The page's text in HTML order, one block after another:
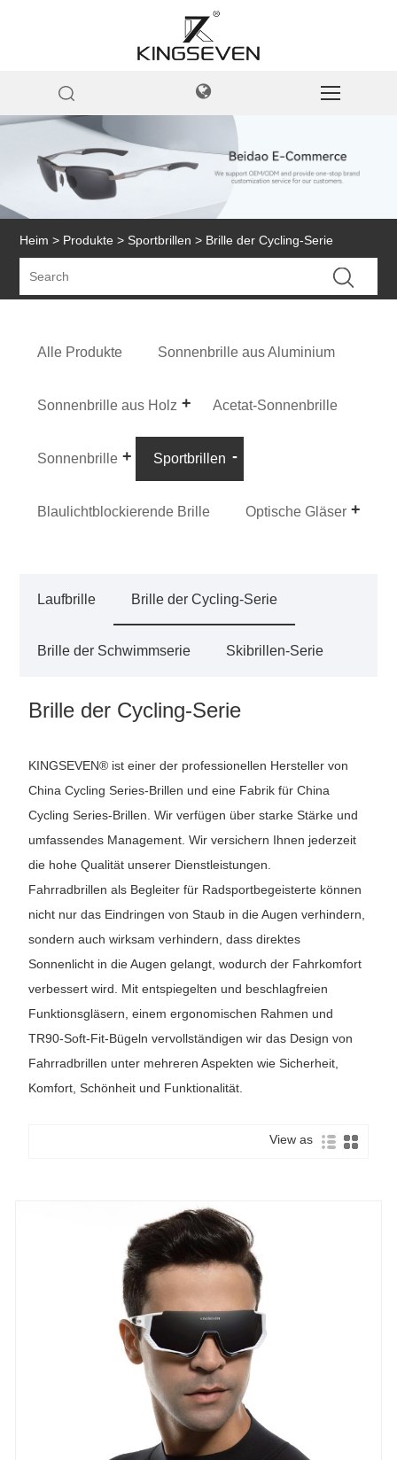
Heim > Produkte >Sportbrillen > Brille der Cycling-Serie
Alle Produkte Sonnenbrille aus Aluminium
Sonnenbrille aus Holz Acetat-Sonnenbrille
Sonnenbrille Sportbrillen
Blaulichtblockierende Brille Optische Gläser
Laufbrille Brille der Cycling-Serie
Brille der Schwimmserie Skibrillen-Serie
Brille der Cycling-Serie
KINGSEVEN® ist einer der professionellen Hersteller von
China Cycling Series-Brillen und eine Fabrik für China
Cycling Series-Brillen. Wir verfügen über starke Stärke und
umfassendes Management. Wir versichern Ihnen jederzeit
die hohe Qualität unserer Dienstleistungen.
Fahrradbrillen als Begleiter für Radsportbegeisterte können
nicht nur das Eindringen von Staub in die Augen verhindern,
sondern auch wirksam verhindern, dass direktes
Sonnenlicht in die Augen gelangt, wodurch der Fahrkomfort
verbessert wird. Mit entspiegelten und beschlagfreien
Funktionsgläsern, einem ergonomischen Rahmen und
TR90-Soft-Fit-Bügeln vervollständigen wir das Design von
Fahrradbrillen unter mehreren Aspekten wie Sicherheit,
Komfort, Schönheit und Funktionalität.
View as